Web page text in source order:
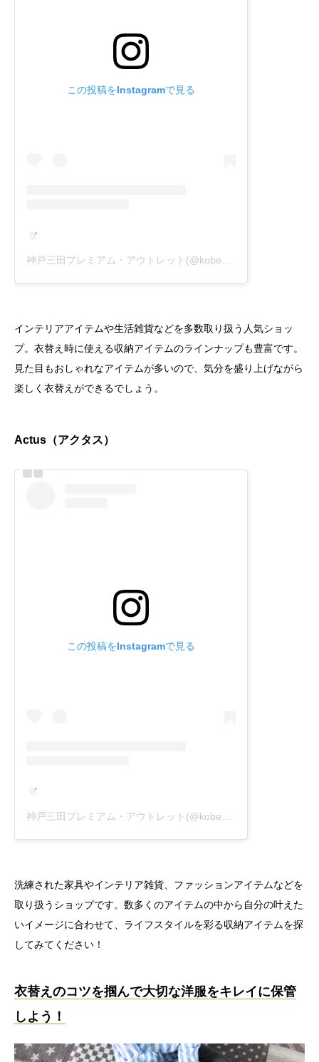
この投稿をInstagramで見る
インテリアアイテムや生活雑貨などを多数取り扱う人気ショッ
プ。衣替え時に使える収納アイテムのラインナップも豊富です。
見た目もおしゃれなアイテムが多いので、気分を盛り上げながら
楽しく衣替えができるでしょう。
Actus（アクタス）
この投稿をInstagramで見る
洗練された家具やインテリア雑貨、ファッションアイテムなどを
取り扱うショップです。数多くのアイテムの中から自分の叶えた
いイメージに合わせて、ライフスタイルを彩る収納アイテムを探
してみてください！
衣替えのコツを掴んで大切な洋服をキレイに保管
しよう！